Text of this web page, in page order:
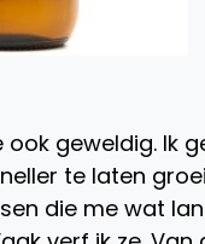
ook geweldig. Ik
te laten
die me wat